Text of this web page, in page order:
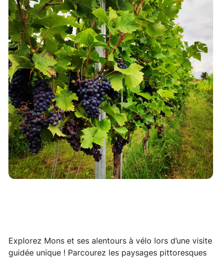
Explorez Mons et ses alentours à vélo lors d’une visite
guidée unique ! Parcourez les paysages pittoresques